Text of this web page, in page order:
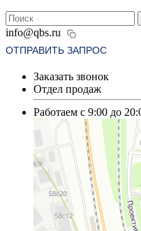
info@qbs.ru
ОТПРАВИТЬ ЗАПРОС
Заказать звонок
Отдел продаж
Работаем с 9:00 до